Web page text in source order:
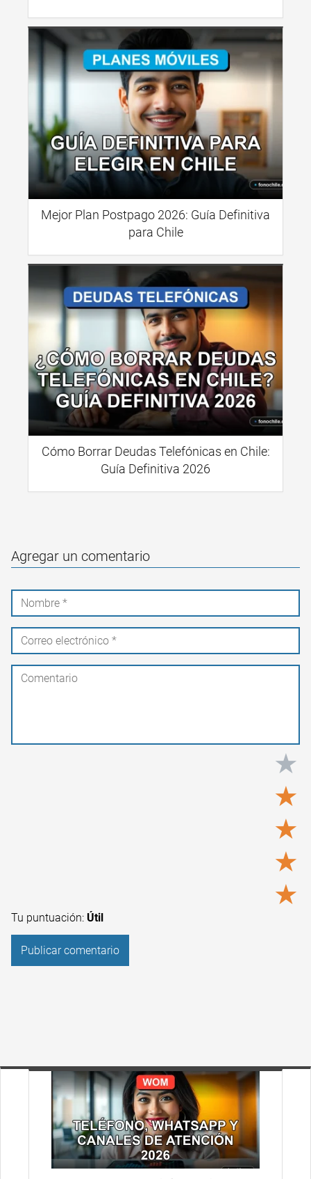
Mejor Plan Postpago 2026: Guía Definitiva
para Chile
Cómo Borrar Deudas Telefónicas en Chile:
Guía Definitiva 2026
Agregar un comentario
★
★
★
★
★
Tu puntuación: Útil